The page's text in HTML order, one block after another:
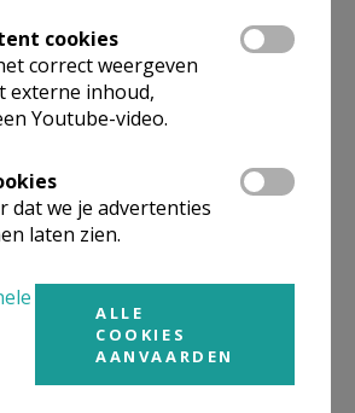
Eucharistie
Eucharistie
Eucharistie
Eucharistie
cookies
correct weergeven
externe inhoud,
Youtube-video.
dat we je advertenties
laten zien.
ALLE
COOKIES
AANVAARDEN